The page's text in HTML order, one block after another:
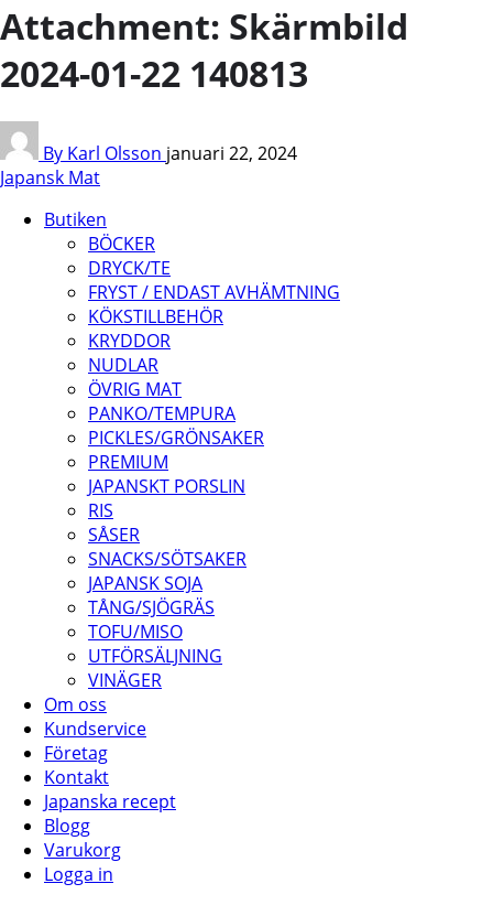
Attachment: Skärmbild
2024-01-22 140813
By Karl Olsson januari 22, 2024
Japansk Mat
Butiken
BÖCKER
DRYCK/TE
FRYST / ENDAST AVHÄMTNING
KÖKSTILLBEHÖR
KRYDDOR
NUDLAR
ÖVRIG MAT
PANKO/TEMPURA
PICKLES/GRÖNSAKER
PREMIUM
JAPANSKT PORSLIN
RIS
SÅSER
SNACKS/SÖTSAKER
JAPANSK SOJA
TÅNG/SJÖGRÄS
TOFU/MISO
UTFÖRSÄLJNING
VINÄGER
Om oss
Kundservice
Företag
Kontakt
Japanska recept
Blogg
Varukorg
Logga in